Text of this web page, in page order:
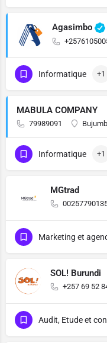
Agasimbo
Informatique +1
MABULA COMPANY
79989091
Informatique +1
MGtrad
Marketing et
SOL! Burundi
+257 69 52
Audit, Etude et